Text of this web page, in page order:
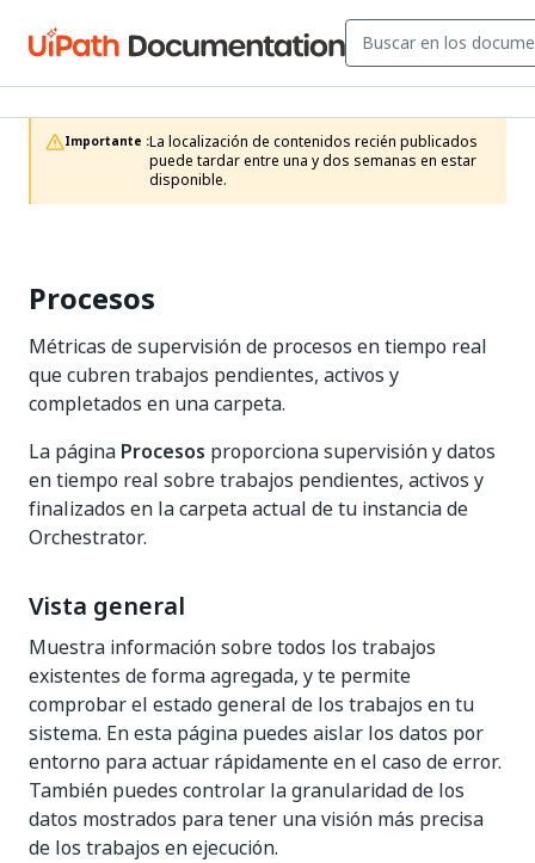
Importante :La localización de contenidos recién publicados
puede tardar entre una y dos semanas en estar
disponible.
Procesos
Métricas de supervisión de procesos en tiempo real
que cubren trabajos pendientes, activos y
completados en una carpeta.
La página Procesos proporciona supervisión y datos
en tiempo real sobre trabajos pendientes, activos y
finalizados en la carpeta actual de tu instancia de
Orchestrator.
Vista general
Muestra información sobre todos los trabajos
existentes de forma agregada, y te permite
comprobar el estado general de los trabajos en tu
sistema. En esta página puedes aislar los datos por
entorno para actuar rápidamente en el caso de error.
También puedes controlar la granularidad de los
datos mostrados para tener una visión más precisa
de los trabajos en ejecución.